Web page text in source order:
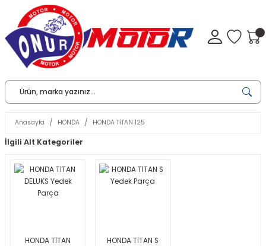
Anasayfa HONDA HONDA TİTAN 125
İlgili Alt Kategoriler
HONDA TİTAN
HONDA TİTAN S